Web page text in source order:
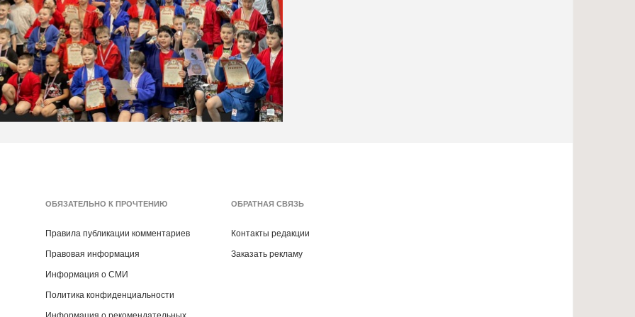
ОБЯЗАТЕЛЬНО К ПРОЧТЕНИЮ
Правила публикации комментариев
Правовая информация
Информация о СМИ
Политика конфиденциальности
ОБРАТНАЯ СВЯЗЬ
Контакты редакции
Заказать рекламу